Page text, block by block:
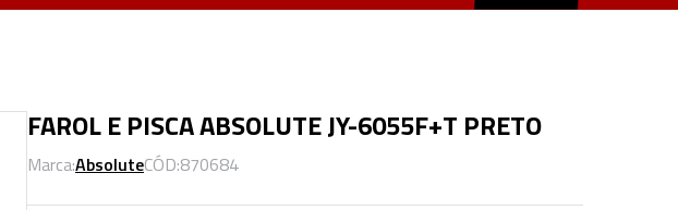
FAROL E PISCA ABSOLUTE JY-6055F+T PRETO
Marca:AbsoluteCÓD:870684